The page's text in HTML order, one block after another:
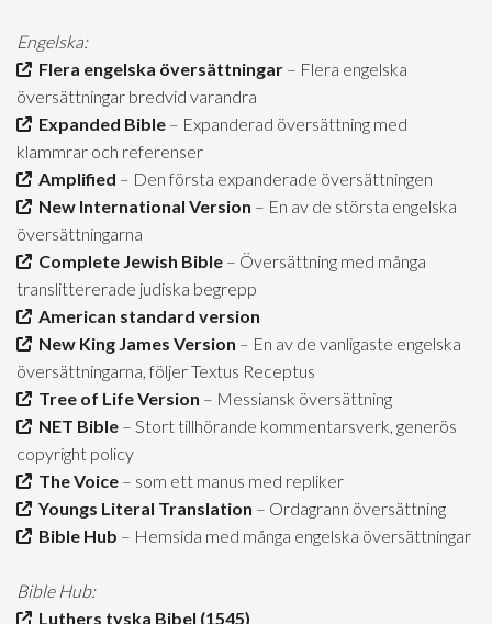
Engelska:
Flera engelska översättningar – Flera engelska
översättningar bredvid varandra
Expanded Bible – Expanderad översättning med
klammrar och referenser
Amplified – Den första expanderade översättningen
New International Version – En av de största engelska
översättningarna
Complete Jewish Bible – Översättning med många
translittererade judiska begrepp
American standard version
New King James Version – En av de vanligaste engelska
översättningarna, följer Textus Receptus
Tree of Life Version – Messiansk översättning
NET Bible – Stort tillhörande kommentarsverk, generös
copyright policy
The Voice – som ett manus med repliker
Youngs Literal Translation – Ordagrann översättning
Bible Hub – Hemsida med många engelska översättningar
Bible Hub:
Luthers tyska Bibel (1545)